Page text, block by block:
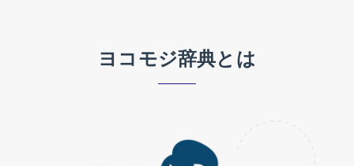
ヨコモジ辞典とは